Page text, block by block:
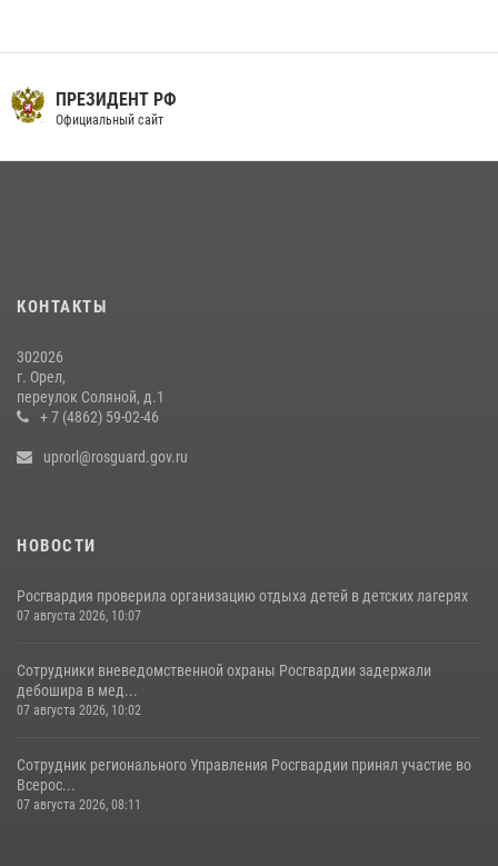
16 июля 2026, 13:34
На брифинге росгвардейцы рассказали орловцам об изменениях в
законодательстве, регулирующем оборот оружия
15 июля 2026, 14:49
ПРЕЗИДЕНТ РФ
Официальный сайт
КОНТАКТЫ
302026
г. Орел,
переулок Соляной, д.1
+ 7 (4862) 59-02-46
uprorl@rosguard.gov.ru
НОВОСТИ
Росгвардия проверила организацию отдыха детей в детских лагерях
07 августа 2026, 10:07
Сотрудники вневедомственной охраны Росгвардии задержали
дебошира в мед...
07 августа 2026, 10:02
Сотрудник регионального Управления Росгвардии принял участие во
Всерос...
07 августа 2026, 08:11